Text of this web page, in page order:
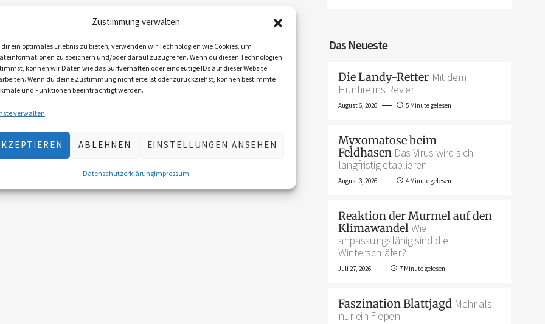
Zustimmung verwalten
ein optimales Erlebnis zu bieten, verwenden wir Technologien wie Cookies, um
zu speichern und/oder darauf zuzugreifen. Wenn du diesen Technologien
können wir Daten wie das Surfverhalten oder eindeutige IDs auf dieser Website
Wenn du deine Zustimmung nicht erteilst oder zurückziehst, können bestimmte
und Funktionen beeinträchtigt werden.
verwalten
ABLEHNEN EINSTELLUNGEN ANSEHEN
DatenschutzerklärungImpressum
Das Neueste
Die Landy-Retter Mit dem
Huntire ins Revier
August 6, 2026 5 Minute gelesen
Myxomatose beim
Feldhasen Das Virus wird sich
langfristig etablieren
August 3, 2026 4 Minute gelesen
Reaktion der Murmel auf den
KlimawandelWie
anpassungsfähig sind die
Winterschläfer?
Juli 27, 2026 7 Minute gelesen
Faszination Blattjagd Mehr als
nur ein Fiepen